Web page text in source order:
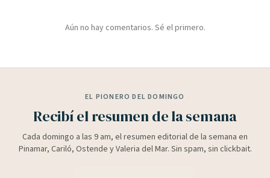
Aún no hay comentarios. Sé el primero.
EL PIONERO DEL DOMINGO
Recibí el resumen de la semana
Cada domingo a las 9 am, el resumen editorial de la semana en
Pinamar, Cariló, Ostende y Valeria del Mar. Sin spam, sin clickbait.